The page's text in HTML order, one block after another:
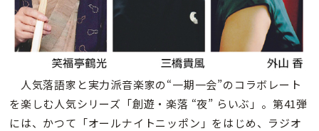
人気落語家と実力派音楽家の“一期一会”のコラボレート
を楽しむ人気シリーズ「創遊・楽落 “夜” らいぶ」。第41弾
には、かつて「オールナイトニッポン」をはじめ、ラジオ